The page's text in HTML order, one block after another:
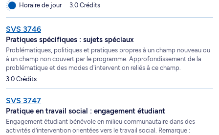
Horaire de jour
3.0 Crédits
SVS 3746
Pratiques spécifiques : sujets spéciaux
Problématiques, politiques et pratiques propres à un champ nouveau ou
à un champ non couvert par le programme. Approfondissement de la
problématique et des modes d'intervention reliés à ce champ.
3.0 Crédits
SVS 3747
Pratique en travail social : engagement étudiant
Engagement étudiant bénévole en milieu communautaire dans des
activités d’intervention orientées vers le travail social. Remarque :